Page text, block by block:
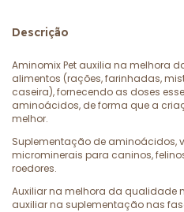
Descrição
Aminomix Pet auxilia na melhora
alimentos (rações, farinhadas,
caseira), fornecendo as doses
aminoácidos, de forma que a
melhor.
Suplementação de aminoácidos,
microminerais para caninos,
roedores.
Auxiliar na melhora da qualidade
auxiliar na suplementação nas